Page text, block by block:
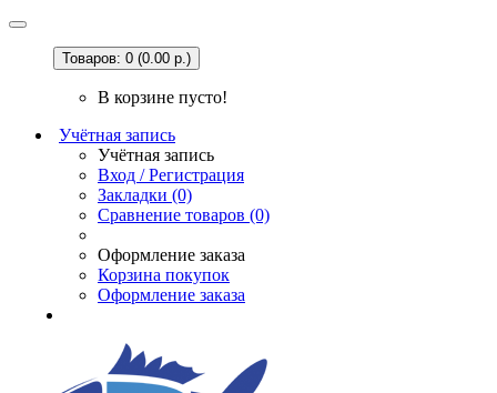
Товаров: 0 (0.00 р.)
В корзине пусто!
Учётная запись
Учётная запись
Вход / Регистрация
Закладки (0)
Сравнение товаров (0)
Оформление заказа
Корзина покупок
Оформление заказа